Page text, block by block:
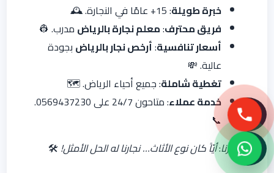
خبرة طويلة: 15+ عامًا في النجارة. 🕰️
فريق محترف:معلم نجارة بالرياض مدرب. 👷
أسعار تنافسية:أرخص نجار بالرياض بجودة
عالية. 💸
تغطية شاملة: جميع أحياء الرياض. 🗺️
خدمة عملاء
: متاحون 24/7 على 0569437230.
📞
شعارنا:أيّاً كان نوع الأثاث… نجارنا له الحل الأمثل! 🛠️